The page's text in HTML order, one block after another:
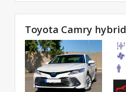
Toyota Camry hybrid